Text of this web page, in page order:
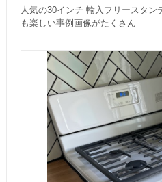
人気の30インチ 輸入フリースタ
も楽しい事例画像がたくさん